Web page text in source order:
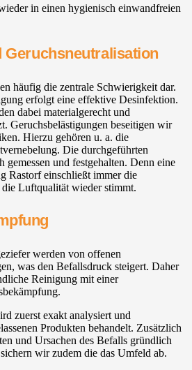
in einen hygienisch einwandfreien
Geruchsneutralisation
häufig die zentrale Schwierigkeit dar.
erfolgt eine effektive Desinfektion.
dabei materialgerecht und
Geruchsbelästigungen beseitigen wir
Hierzu gehören u. a. die
Die durchgeführten
gemessen und festgehalten. Denn eine
Rastorf einschließt immer die
Luftqualität wieder stimmt.
werden von offenen
was den Befallsdruck steigert. Daher
Reinigung mit einer
zuerst exakt analysiert und
Produkten behandelt. Zusätzlich
und Ursachen des Befalls gründlich
wir zudem die das Umfeld ab.